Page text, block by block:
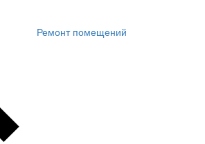
Ремонт помещений